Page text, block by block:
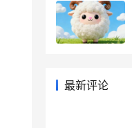
最新评论